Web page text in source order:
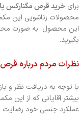
برای خرید قرص مگنارکس
محصولات زناشویی این
این محصول به صورت
بگیرید.
نظرات مردم درباره
با توجه به دریافت نظر و
بیشتر آقایانی که از این
عملکرد جنسی خود رضایت